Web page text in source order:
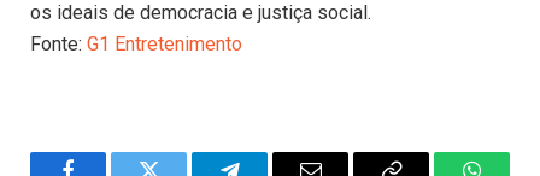
os ideais de democracia e justiça social.
Fonte: G1 Entretenimento